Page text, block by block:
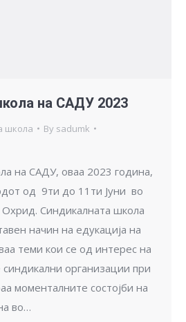
на САДУ 2023
школа By sadumk
на САДУ, оваа 2023 година,
од 9ти до 11ти Јуни во
Охрид. Синдикалната школа
начин на едукација на
теми кои се од интерес на
организации при
моменталните состојби на
во…